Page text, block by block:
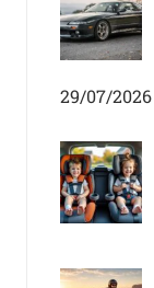
29/07/2026